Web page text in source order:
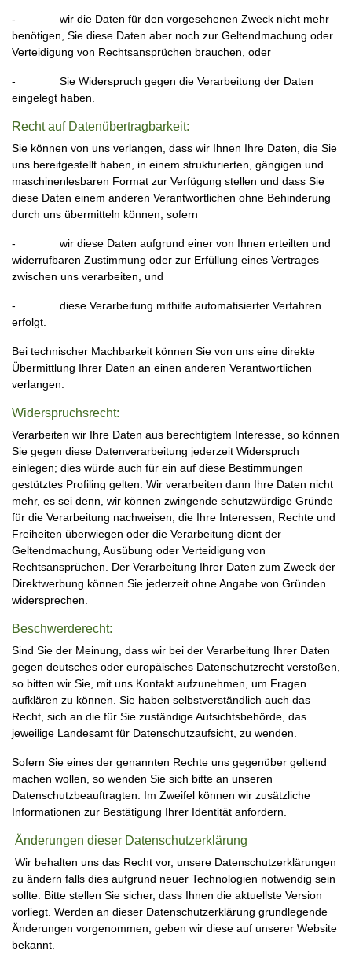
- wir die Daten für den vorgesehenen Zweck nicht mehr
benötigen, Sie diese Daten aber noch zur Geltendmachung oder
Verteidigung von Rechtsansprüchen brauchen, oder
- Sie Widerspruch gegen die Verarbeitung der Daten
eingelegt haben.
Recht auf Datenübertragbarkeit:
Sie können von uns verlangen, dass wir Ihnen Ihre Daten, die Sie
uns bereitgestellt haben, in einem strukturierten, gängigen und
maschinenlesbaren Format zur Verfügung stellen und dass Sie
diese Daten einem anderen Verantwortlichen ohne Behinderung
durch uns übermitteln können, sofern
- wir diese Daten aufgrund einer von Ihnen erteilten und
widerrufbaren Zustimmung oder zur Erfüllung eines Vertrages
zwischen uns verarbeiten, und
- diese Verarbeitung mithilfe automatisierter Verfahren
erfolgt.
Bei technischer Machbarkeit können Sie von uns eine direkte
Übermittlung Ihrer Daten an einen anderen Verantwortlichen
verlangen.
Widerspruchsrecht:
Verarbeiten wir Ihre Daten aus berechtigtem Interesse, so können
Sie gegen diese Datenverarbeitung jederzeit Widerspruch
einlegen; dies würde auch für ein auf diese Bestimmungen
gestütztes Profiling gelten. Wir verarbeiten dann Ihre Daten nicht
mehr, es sei denn, wir können zwingende schutzwürdige Gründe
für die Verarbeitung nachweisen, die Ihre Interessen, Rechte und
Freiheiten überwiegen oder die Verarbeitung dient der
Geltendmachung, Ausübung oder Verteidigung von
Rechtsansprüchen. Der Verarbeitung Ihrer Daten zum Zweck der
Direktwerbung können Sie jederzeit ohne Angabe von Gründen
widersprechen.
Beschwerderecht:
Sind Sie der Meinung, dass wir bei der Verarbeitung Ihrer Daten
gegen deutsches oder europäisches Datenschutzrecht verstoßen,
so bitten wir Sie, mit uns Kontakt aufzunehmen, um Fragen
aufklären zu können. Sie haben selbstverständlich auch das
Recht, sich an die für Sie zuständige Aufsichtsbehörde, das
jeweilige Landesamt für Datenschutzaufsicht, zu wenden.
Sofern Sie eines der genannten Rechte uns gegenüber geltend
machen wollen, so wenden Sie sich bitte an unseren
Datenschutzbeauftragten. Im Zweifel können wir zusätzliche
Informationen zur Bestätigung Ihrer Identität anfordern.
Änderungen dieser Datenschutzerklärung
Wir behalten uns das Recht vor, unsere Datenschutzerklärungen
zu ändern falls dies aufgrund neuer Technologien notwendig sein
sollte. Bitte stellen Sie sicher, dass Ihnen die aktuellste Version
vorliegt. Werden an dieser Datenschutzerklärung grundlegende
Änderungen vorgenommen, geben wir diese auf unserer Website
bekannt.